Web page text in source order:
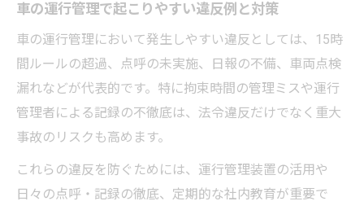
車の運行管理で起こりやすい違反例と対策
車の運行管理において発生しやすい違反としては、15時
間ルールの超過、点呼の未実施、日報の不備、車両点検
漏れなどが代表的です。特に拘束時間の管理ミスや運行
管理者による記録の不徹底は、法令違反だけでなく重大
事故のリスクも高めます。
これらの違反を防ぐためには、運行管理装置の活用や
日々の点呼・記録の徹底、定期的な社内教育が重要で